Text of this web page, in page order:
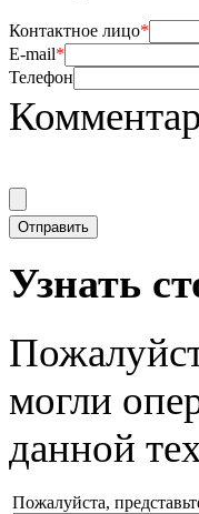
Контактное лицо*
E-mail*
Телефон
Узнать
могли
данной
Пожалуйста,